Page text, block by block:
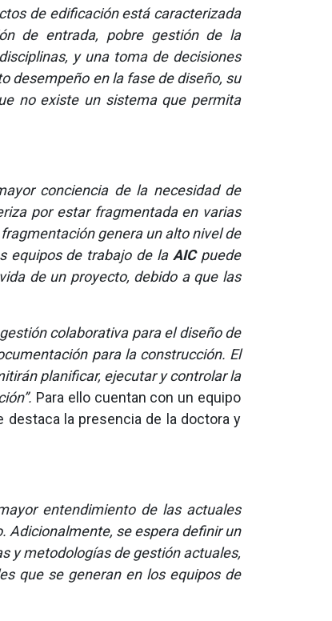
de edificación está caracterizada
de entrada, pobre gestión de la
y una toma de decisiones
desempeño en la fase de diseño, su
no existe un sistema que permita
conciencia de la necesidad de
por estar fragmentada en varias
genera un alto nivel de
equipos de trabajo de laAICpuede
de un proyecto, debido a que las
colaborativa para el diseño de
para la construcción. El
planificar, ejecutar y controlar la
Para ello cuentan con un equipo
la presencia de la doctora y
entendimiento de las actuales
Adicionalmente, se espera definir un
y metodologías de gestión actuales,
que se generan en los equipos de